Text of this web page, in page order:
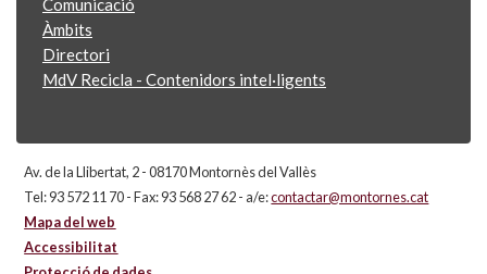
Comunicació
Àmbits
Directori
MdV Recicla - Contenidors intel·ligents
Av. de la Llibertat, 2 - 08170 Montornès del Vallès
Tel: 93 572 11 70 - Fax: 93 568 27 62 - a/e:contactar@montornes.cat
Mapa del web
Accessibilitat